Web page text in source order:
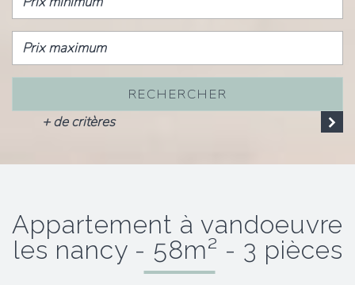
RECHERCHER
+ de critères
appartement à vandoeuvre
les nancy - 58m² - 3 pièces